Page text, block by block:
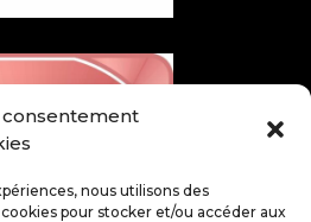
nous utilisons des
pour stocker et/ou accéder aux